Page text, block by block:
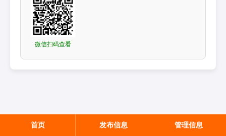
微信扫码查看
首页 发布信息 管理信息